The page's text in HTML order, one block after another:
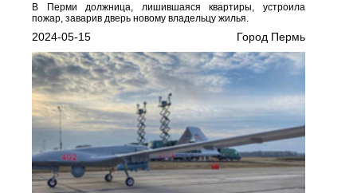
В Перми должница, лишившаяся квартиры, устроила
пожар, заварив дверь новому владельцу жилья.
2024-05-15 Город Пермь